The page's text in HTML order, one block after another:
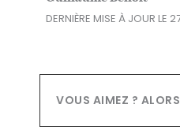
DERNIÈRE MISE À JOUR LE